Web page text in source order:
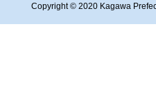
Copyright © 2020 Kagawa